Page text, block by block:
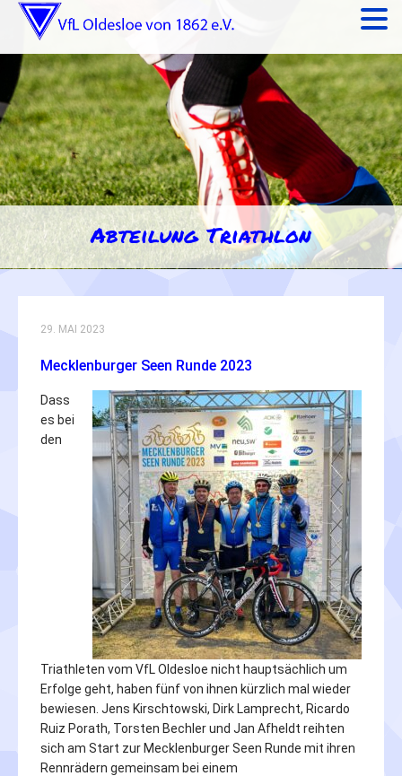
Abteilung Triathlon
29. MAI 2023
Mecklenburger Seen Runde 2023
Dass
es bei
den
Triathleten vom VfL Oldesloe nicht hauptsächlich um
Erfolge geht, haben fünf von ihnen kürzlich mal wieder
bewiesen. Jens Kirschtowski, Dirk Lamprecht, Ricardo
Ruiz Porath, Torsten Bechler und Jan Afheldt reihten
sich am Start zur Mecklenburger Seen Runde mit ihren
Rennrädern gemeinsam bei einem